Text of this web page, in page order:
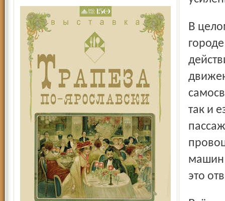
В целом не всегда можно понять, для чего установлены в
так и
машин
это